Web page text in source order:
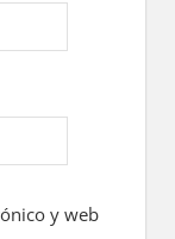
y web